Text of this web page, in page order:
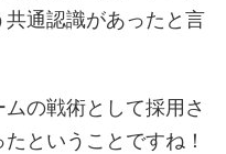
通認識があったと言
の戦術として採用さ
ということですね！